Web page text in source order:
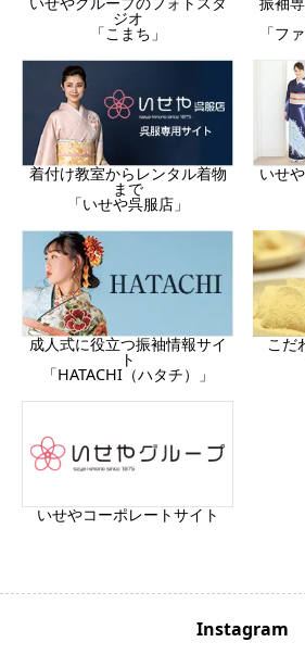
ジオ
「こまち」 「フ
着付け教室からレンタル着物
まで
「いせや呉服店」
いせ
成人式に役立つ振袖情報サイ
ト
「HATACHI（ハタチ）」
こだ
いせやコーポレートサイト
Instagram